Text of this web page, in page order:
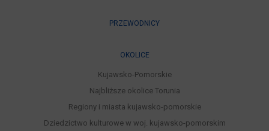
PRZEWODNICY
OKOLICE
Kujawsko-Pomorskie
Najbliższe okolice Torunia
Regiony i miasta kujawsko-pomorskie
Dziedzictwo kulturowe w woj. kujawsko-pomorskim